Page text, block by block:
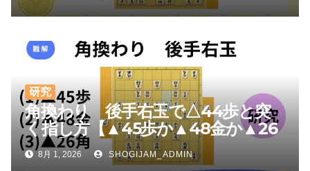
研究
角換わり 後手右玉で△44歩と突
く指し方【▲45歩か▲48金か▲26
角か】
8月 1, 2026 SHOGIJAM_ADMIN